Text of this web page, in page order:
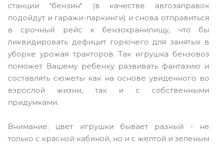
станции "бензин" (в качестве автозаправок
подойдут и гаражи-паркинги) и снова отправиться
в срочный рейс к бензохранилищу, что бы
ликвидировать дефицит горючего для занятых в
уборке урожая тракторов. Так игрушка бензовоз
поможет Вашему ребенку развивать фантазию и
составлять сюжеты как на основе увиденного во
взрослой жизни, так и с собственными
придумками.
Внимание: цвет игрушки бывает разный - не
только с красной кабиной, но и с желтой и зеленым